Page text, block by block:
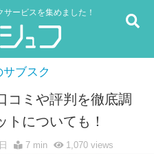
ービスを集めました！
ブスク
コミや評判を徹底調
についても！
7 min 1,070views